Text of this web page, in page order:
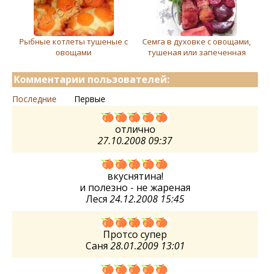
Рыбные котлеты тушеные с
овощами
Семга в духовке с овощами,
тушеная или запеченная
Комментарии пользователей:
Последние Первые
отлично
27.10.2008 09:37
вкуснятина!
и полезно - не жареная
Леся 24.12.2008 15:45
Протсо супер
Саня 28.01.2009 13:01